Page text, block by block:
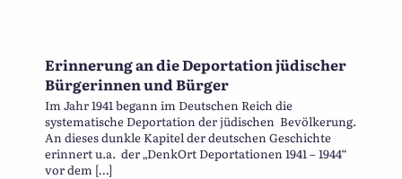
Erinnerung an die Deportation jüdischer
Bürgerinnen und Bürger
Im Jahr 1941 begann im Deutschen Reich die
systematische Deportation der jüdischen Bevölkerung.
An dieses dunkle Kapitel der deutschen Geschichte
erinnert u.a. der „DenkOrt Deportationen 1941 – 1944“
vor dem […]